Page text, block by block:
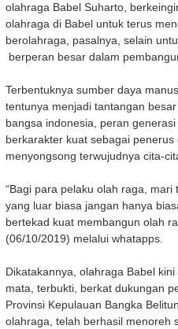
olahraga Babel Suharto,
olahraga di Babel untuk terus
berolahraga, pasalnya, selain
berperan besar dalam
Terbentuknya sumber daya
tentunya menjadi tantangan
bangsa indonesia, peran
berkarakter kuat sebagai
menyongsong terwujudnya cita-
“Bagi para pelaku olah raga,
yang luar biasa jangan hanya
bertekad kuat membangun olah
(06/10/2019) melalui whatapps.
Dikatakannya, olahraga Babel
mata, terbukti, berkat dukungan
Provinsi Kepulauan Bangka
olahraga, telah berhasil menoreh